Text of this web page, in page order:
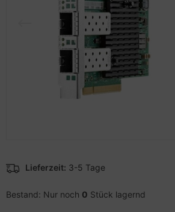
Lieferzeit: 3-5 Tage
Bestand: Nur noch 0 Stück lagernd
und Navigation
Netzwerkgeräte
Folien, Etiketten
Drucker
& Tragebehältnisse
CD-/DVD-Rohlinge
Tinten Minen